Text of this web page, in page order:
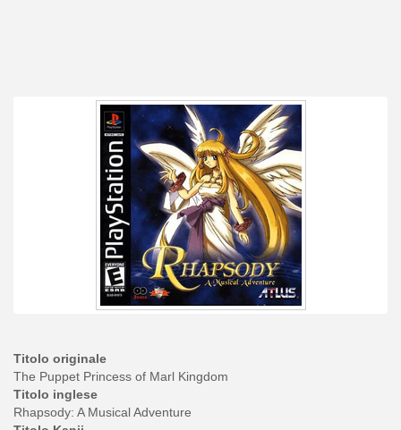
Titolo originale
The Puppet Princess of Marl Kingdom
Titolo inglese
Rhapsody: A Musical Adventure